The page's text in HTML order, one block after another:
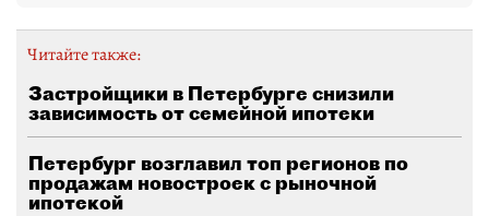
Читайте также:
Застройщики в Петербурге снизили
зависимость от семейной ипотеки
Петербург возглавил топ регионов по
продажам новостроек с рыночной
ипотекой